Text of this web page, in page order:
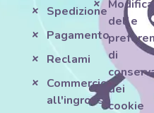
Spedizione
Pagamento
Reclami
Commercio
all'ingrosso
Modifica
delle
di
dei
cookie